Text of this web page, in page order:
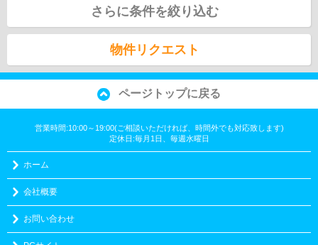
さらに条件を絞り込む
物件リクエスト
ページトップに戻る
営業時間:10:00～19:00(ご相談いただければ、時間外でも対応致します)
定休日:毎月1日、毎週水曜日
ホーム
会社概要
お問い合わせ